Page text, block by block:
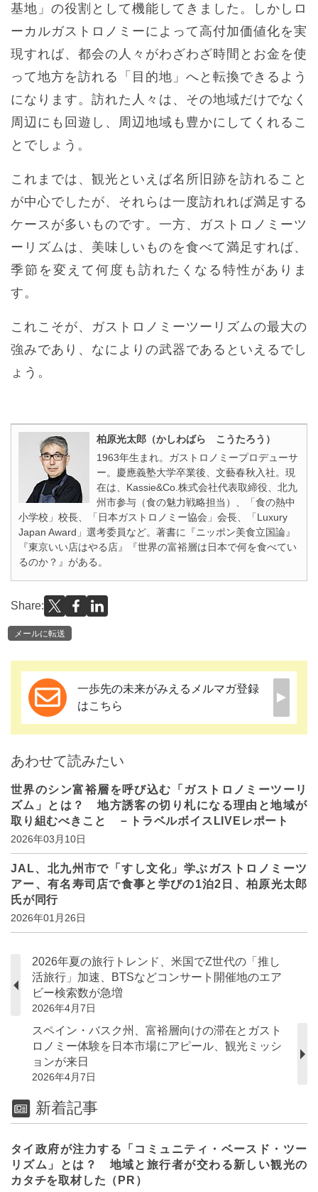
基地」の役割として機能してきました。しかしロ
ーカルガストロノミーによって高付加価値化を実
現すれば、都会の人々がわざわざ時間とお金を使
って地方を訪れる「目的地」へと転換できるよう
になります。訪れた人々は、その地域だけでなく
周辺にも回遊し、周辺地域も豊かにしてくれるこ
とでしょう。
これまでは、観光といえば名所旧跡を訪れること
が中心でしたが、それらは一度訪れれば満足する
ケースが多いものです。一方、ガストロノミーツ
ーリズムは、美味しいものを食べて満足すれば、
季節を変えて何度も訪れたくなる特性がありま
す。
これこそが、ガストロノミーツーリズムの最大の
強みであり、なによりの武器であるといえるでし
ょう。
柏原光太郎（かしわばら こうたろう）
1963年生まれ。ガストロノミープロデューサ
ー。慶應義塾大学卒業後、文藝春秋入社。現
在は、Kassie&Co.株式会社代表取締役、北九
州市参与（食の魅力戦略担当）、「食の熱中
小学校」校長、「日本ガストロノミー協会」会長、「Luxury
Japan Award」選考委員など。著書に『ニッポン美食立国論』
『東京いい店はやる店』『世界の富裕層は日本で何を食べてい
るのか？』がある。
Share:
メールに転送
一歩先の未来がみえるメルマガ登録
はこちら
あわせて読みたい
世界のシン富裕層を呼び込む「ガストロノミーツーリ
ズム」とは？ 地方誘客の切り札になる理由と地域が
取り組むべきこと －トラベルボイスLIVEレポート
2026年03月10日
JAL、北九州市で「すし文化」学ぶガストロノミーツ
アー、有名寿司店で食事と学びの1泊2日、柏原光太郎
氏が同行
2026年01月26日
2026年夏の旅行トレンド、米国でZ世代の「推し
活旅行」加速、BTSなどコンサート開催地のエア
ビー検索数が急増
2026年4月7日
スペイン・バスク州、富裕層向けの滞在とガスト
ロノミー体験を日本市場にアピール、観光ミッシ
ョンが来日
2026年4月7日
新着記事
タイ政府が注力する「コミュニティ・ベースド・ツー
リズム」とは？ 地域と旅行者が交わる新しい観光の
カタチを取材した（PR）